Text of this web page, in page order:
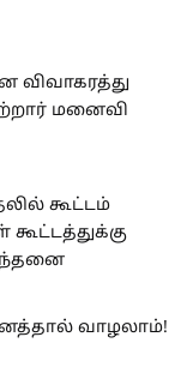
விவாகரத்து
மனைவி
கூட்டம்
வாழலாம்!